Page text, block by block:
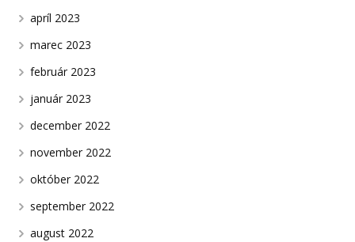
apríl 2023
marec 2023
február 2023
január 2023
december 2022
november 2022
október 2022
september 2022
august 2022